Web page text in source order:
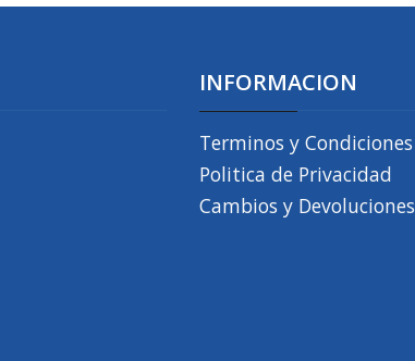
INFORMACION
Terminos y Condiciones
Politica de Privacidad
Cambios y Devoluciones